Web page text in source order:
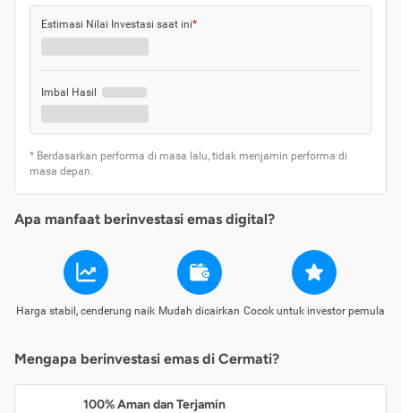
Estimasi Nilai Investasi saat ini*
Imbal Hasil
* Berdasarkan performa di masa lalu, tidak menjamin performa di
masa depan.
Apa manfaat berinvestasi emas digital?
Harga stabil, cenderung naik Mudah dicairkan Cocok untuk investor pemula
Mengapa berinvestasi emas di Cermati?
100% Aman dan Terjamin